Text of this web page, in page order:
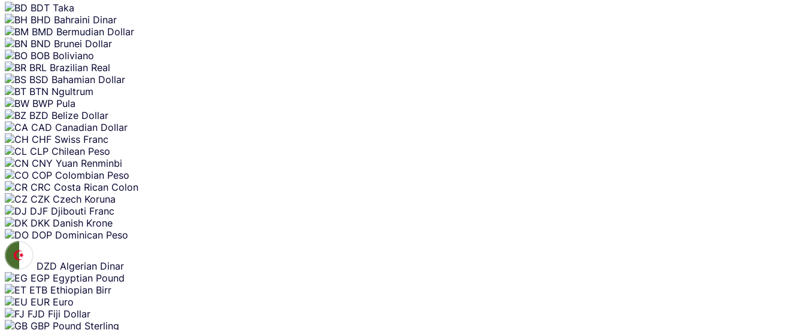
BDT Taka
BHD Bahraini Dinar
BMD Bermudian Dollar
BND Brunei Dollar
BOB Boliviano
BRL Brazilian Real
BSD Bahamian Dollar
BTN Ngultrum
BWP Pula
BZD Belize Dollar
CAD Canadian Dollar
CHF Swiss Franc
CLP Chilean Peso
CNY Yuan Renminbi
COP Colombian Peso
CRC Costa Rican Colon
CZK Czech Koruna
DJF Djibouti Franc
DKK Danish Krone
DOP Dominican Peso
DZD Algerian Dinar
EGP Egyptian Pound
ETB Ethiopian Birr
EUR Euro
FJD Fiji Dollar
GBP Pound Sterling